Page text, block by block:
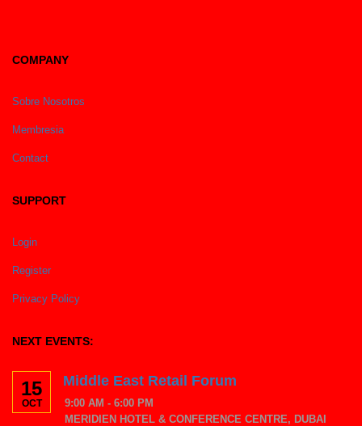
COMPANY
Sobre Nosotros
Membresia
Contact
SUPPORT
Login
Register
Privacy Policy
NEXT EVENTS:
15
OCT
Middle East Retail Forum
9:00 AM - 6:00 PM
MERIDIEN HOTEL & CONFERENCE CENTRE, DUBAI